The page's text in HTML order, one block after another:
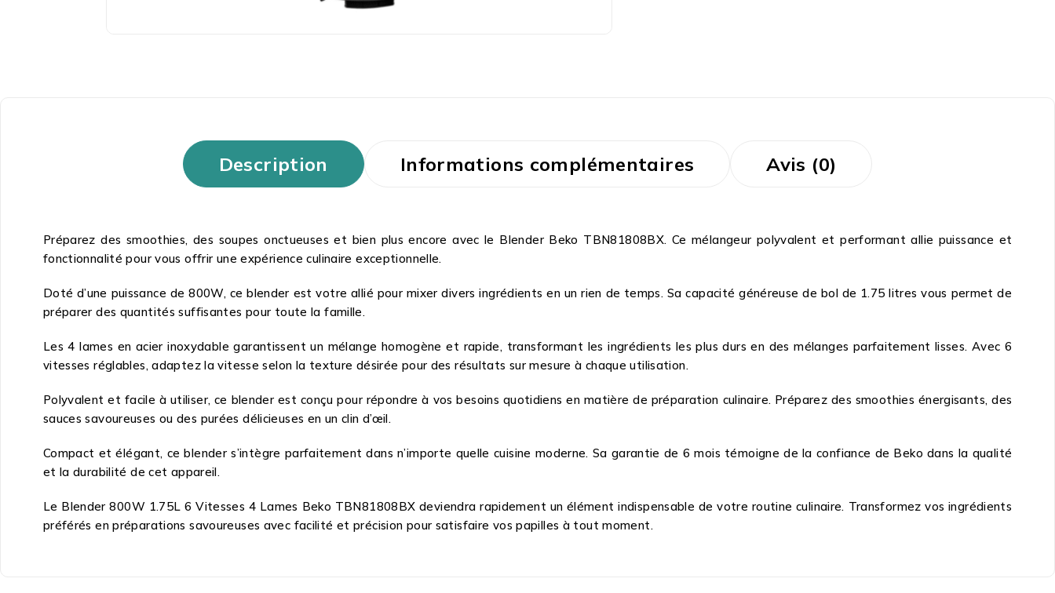
Description Informations complémentaires Avis (0)
Préparez des smoothies, des soupes onctueuses et bien plus encore avec le Blender Beko TBN81808BX. Ce mélangeur polyvalent et performant allie puissance et
fonctionnalité pour vous offrir une expérience culinaire exceptionnelle.
Doté d’une puissance de 800W, ce blender est votre allié pour mixer divers ingrédients en un rien de temps. Sa capacité généreuse de bol de 1.75 litres vous permet de
préparer des quantités suffisantes pour toute la famille.
Les 4 lames en acier inoxydable garantissent un mélange homogène et rapide, transformant les ingrédients les plus durs en des mélanges parfaitement lisses. Avec 6
vitesses réglables, adaptez la vitesse selon la texture désirée pour des résultats sur mesure à chaque utilisation.
Polyvalent et facile à utiliser, ce blender est conçu pour répondre à vos besoins quotidiens en matière de préparation culinaire. Préparez des smoothies énergisants, des
sauces savoureuses ou des purées délicieuses en un clin d’œil.
Compact et élégant, ce blender s’intègre parfaitement dans n’importe quelle cuisine moderne. Sa garantie de 6 mois témoigne de la confiance de Beko dans la qualité
et la durabilité de cet appareil.
Le Blender 800W 1.75L 6 Vitesses 4 Lames Beko TBN81808BX deviendra rapidement un élément indispensable de votre routine culinaire. Transformez vos ingrédients
préférés en préparations savoureuses avec facilité et précision pour satisfaire vos papilles à tout moment.